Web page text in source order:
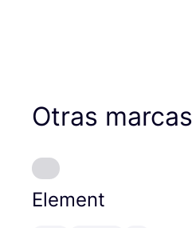
Otras marcas
Element